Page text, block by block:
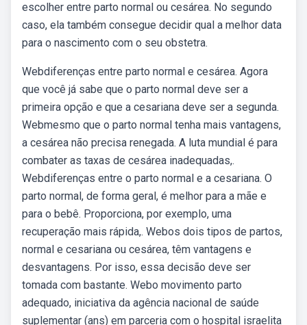
escolher entre parto normal ou cesárea. No segundo
caso, ela também consegue decidir qual a melhor data
para o nascimento com o seu obstetra.
Webdiferenças entre parto normal e cesárea. Agora
que você já sabe que o parto normal deve ser a
primeira opção e que a cesariana deve ser a segunda.
Webmesmo que o parto normal tenha mais vantagens,
a cesárea não precisa renegada. A luta mundial é para
combater as taxas de cesárea inadequadas,.
Webdiferenças entre o parto normal e a cesariana. O
parto normal, de forma geral, é melhor para a mãe e
para o bebê. Proporciona, por exemplo, uma
recuperação mais rápida,. Webos dois tipos de partos,
normal e cesariana ou cesárea, têm vantagens e
desvantagens. Por isso, essa decisão deve ser
tomada com bastante. Webo movimento parto
adequado, iniciativa da agência nacional de saúde
suplementar (ans) em parceria com o hospital israelita